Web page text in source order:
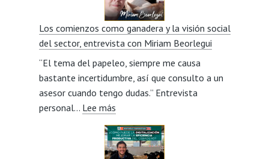
Avileña
de
padres
a
hijos,
entrevista
con
González
Veneros
Los comienzos como ganadera y la visión social
del sector, entrevista con Miriam Beorlegui
“El tema del papeleo, siempre me causa
bastante incertidumbre, así que consulto a un
asesor cuando tengo dudas.” Entrevista
personal… Lee más:
Los
comienzos
como